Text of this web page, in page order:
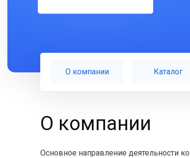
О компании Каталог
О компании
Основное направление деятельности